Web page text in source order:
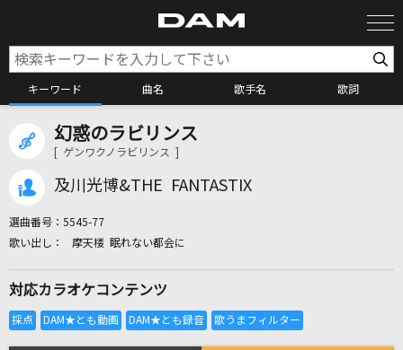
キーワード 曲名 歌手名 歌詞
カラオケ検索
全国りれき
幻惑のラビリンス
[ ゲンワクノラビリンス ]
及川光博&THE FANTASTIX
選曲番号： 5545-77
摩天楼 眠れない都会に
対応カラオケコンテンツ